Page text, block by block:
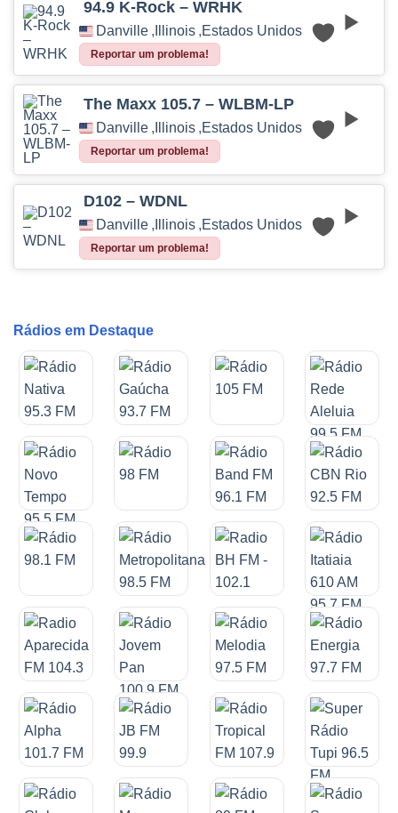
94.9 K-Rock – WRHK
Danville , Illinois ,Estados Unidos
Reportar um problema!
The Maxx 105.7 – WLBM-LP
Danville , Illinois ,Estados Unidos
Reportar um problema!
D102 – WDNL
Danville , Illinois ,Estados Unidos
Reportar um problema!
Rádios em Destaque